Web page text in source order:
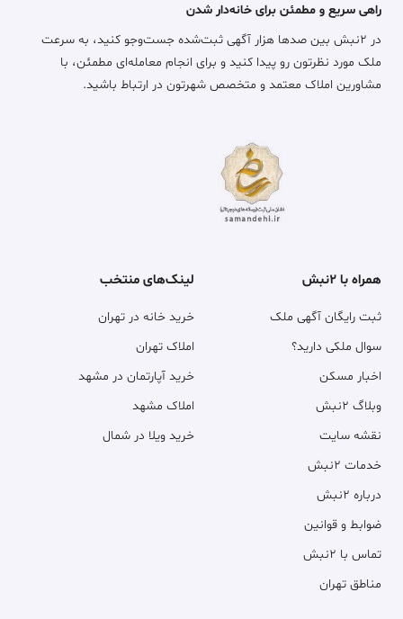
راهی سریع و مطمئن برای خانه‌دار شدن
در ۲نبش بین صدها هزار آگهی ثبت‌شده جست‌وجو کنید، به سرعت
ملک مورد نظرتون رو پیدا کنید و برای انجام معامله‌ای مطمئن، با
مشاورین املاک معتمد و متخصص شهرتون در ارتباط باشید.
همراه با ۲نبش
ثبت رایگان آگهی ملک
سوال ملکی دارید؟
اخبار مسکن
وبلاگ ۲نبش
نقشه سایت
خدمات ۲نبش
درباره ۲نبش
ضوابط و قوانین
تماس با ۲نبش
مناطق تهران
لینک‌های منتخب
خرید خانه در تهران
املاک تهران
خرید آپارتمان در مشهد
املاک مشهد
خرید ویلا در شمال